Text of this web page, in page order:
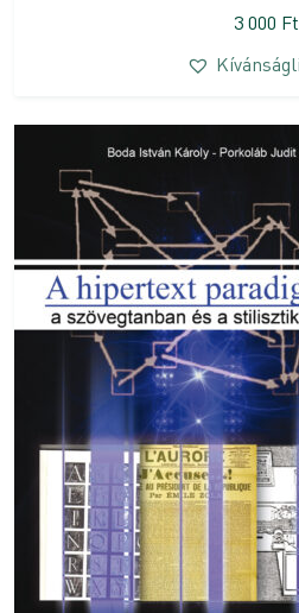
3 000 Ft